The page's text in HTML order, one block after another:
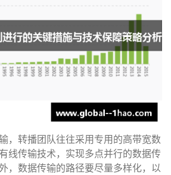
，转播团队往往采用专用的高带宽数
线传输技术，实现多点并行的数据传
，数据传输的路径要尽量多样化，以